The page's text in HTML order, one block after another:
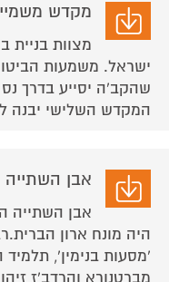
מקדש
מצוות
ישראל. משמעות
שהקב'ה יסייע בדרך
המקדש השלישי יבנה
אבן השתייה
אבן השתייה
היה מונח ארון
'מסעות בנימין',
מברטנורא והרדב'ז